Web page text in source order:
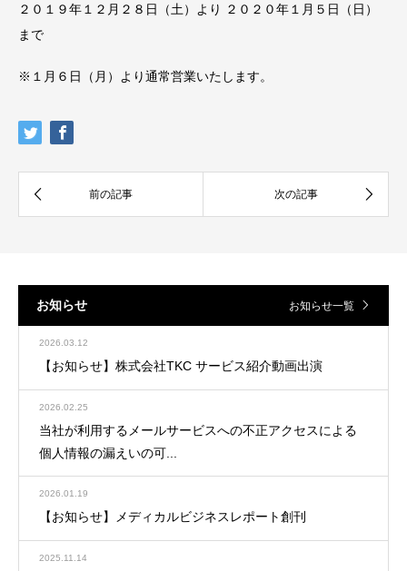
２０１９年１２月２８日（土）より ２０２０年１月５日（日）
まで
※１月６日（月）より通常営業いたします。
お知らせ お知らせ一覧
2026.03.12
【お知らせ】株式会社TKC サービス紹介動画出演
2026.02.25
当社が利用するメールサービスへの不正アクセスによる
個人情報の漏えいの可...
2026.01.19
【お知らせ】メディカルビジネスレポート創刊
2025.11.14